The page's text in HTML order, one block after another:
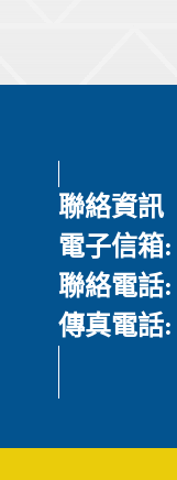
聯絡資訊
電子信箱:
聯絡電話:
傳真電話: